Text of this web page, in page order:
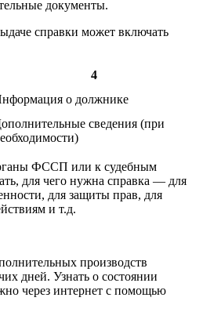
документы.
справки может включать
4
о должнике
сведения (при
ФССП или к судебным
для чего нужна справка — для
для защиты прав, для
и т.д.
производств
дней. Узнать о состоянии
через интернет с помощью